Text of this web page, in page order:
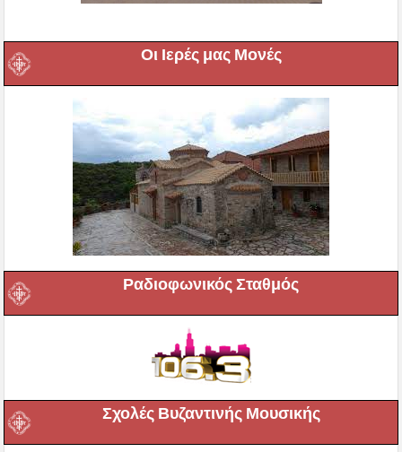
Οι Ιερές μας Μονές
Ραδιοφωνικός Σταθμός
Σχολές Βυζαντινής Μουσικής